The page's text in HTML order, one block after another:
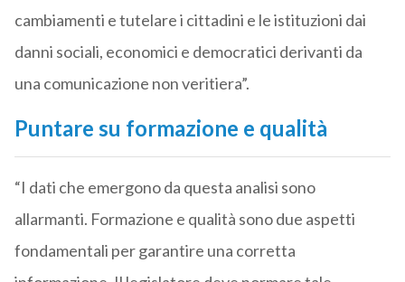
cambiamenti e tutelare i cittadini e le istituzioni dai
danni sociali, economici e democratici derivanti da
una comunicazione non veritiera”.
Puntare su formazione e qualità
“I dati che emergono da questa analisi sono
allarmanti. Formazione e qualità sono due aspetti
fondamentali per garantire una corretta